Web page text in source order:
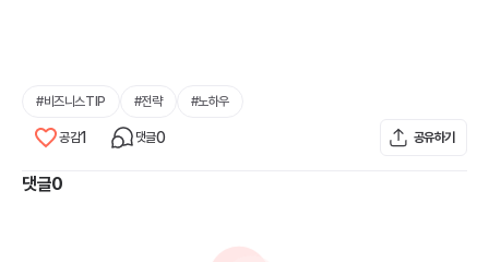
#비즈니스TIP #전략 #노하우
공감1 댓글0 공유하기
댓글0